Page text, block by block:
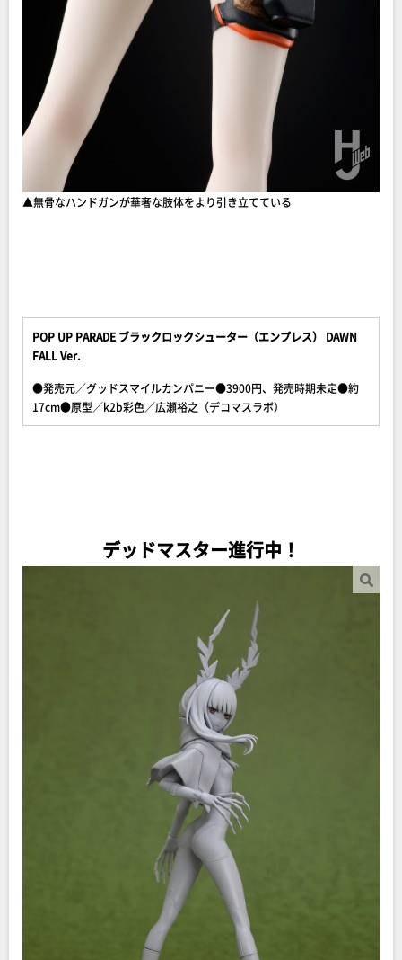
▲無骨なハンドガンが華奢な肢体をより引き立てている
POP UP PARADE ブラックロックシューター（エンプレス） DAWN
FALL Ver.
●発売元／グッドスマイルカンパニー●3900円、発売時期未定●約
17cm●原型／k2b彩色／広瀬裕之（デコマスラボ）
デッドマスター進行中！